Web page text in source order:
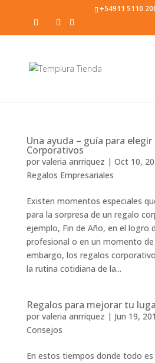
+54911 5110
Una ayuda – guía para elegir
Corporativos
por valeria anrriquez | Oct 10,
Regalos Empresariales
Existen momentos especiales
para la sorpresa de un regalo
ejemplo, Fin de Año, en el logro
profesional o en un momento de
embargo, los regalos
la rutina cotidiana de la...
Regalos para mejorar tu
por valeria anrriquez | Jun 19,
Consejos
En estos tiempos donde todo